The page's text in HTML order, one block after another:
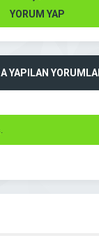
YORUM YAP
YAPILAN